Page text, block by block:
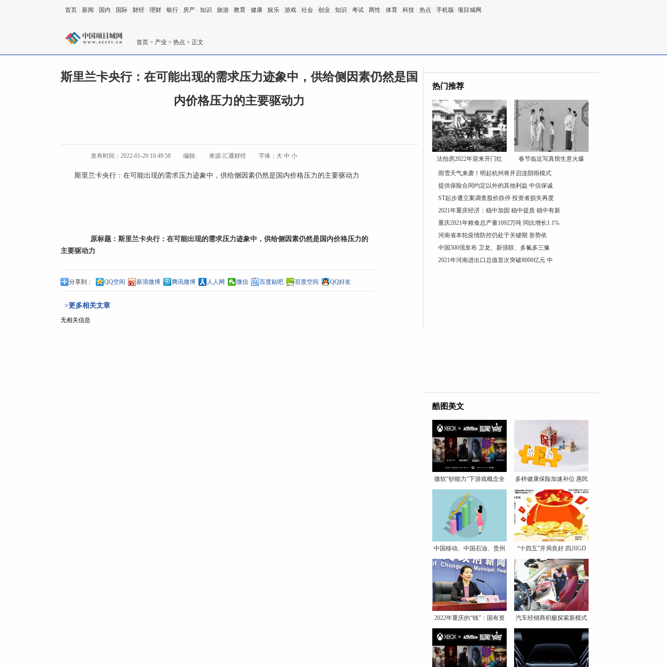
首页 新闻 国内 国际 财经 理财 银行 房产 知识 旅游 教育 健康 娱乐 游戏 社会 创业 知识 考试 两性 体育 科技 热点 手机版 项目城网
首页 > 产业 > 热点 > 正文
斯里兰卡央行：在可能出现的需求压力迹象中，供给侧因素仍然是国
内价格压力的主要驱动力
发布时间：2022-01-20 10:49:58 编辑: 来源:汇通财经 字体： 大 中 小
斯里兰卡央行：在可能出现的需求压力迹象中，供给侧因素仍然是国内价格压力的主要驱动力
原标题： 斯里兰卡央行：在可能出现的需求压力迹象中，供给侧因素仍然是国内价格压力的
主要驱动力
分享到： QQ空间 新浪微博 腾讯微博 人人网 微信 百度贴吧 百度空间 QQ好友
>更多相关文章
无相关信息
热门推荐
法拍房2022年迎来开门红 春节临近写真馆生意火爆
雨雪天气来袭！明起杭州将开启连阴雨模式
提供保险合同约定以外的其他利益 中信保诚
ST起步遭立案调查股价跌停 投资者损失再度
2021年重庆经济：稳中加固 稳中提质 稳中有新
重庆2021年粮食总产量1092万吨 同比增长1.1%
河南省本轮疫情防控仍处于关键期 形势依
中国500强发布 卫龙、新强联、多氟多三豫
2021年河南进出口总值首次突破8000亿元 中
酷图美文
微软“钞能力”下游戏概念全 多样健康保险加速补位 惠民
中国移动、中国石油、贵州
茅
“十四五”开局良好 四川GD
2022年重庆的“钱”：国有资 汽车经销商积极探索新模式